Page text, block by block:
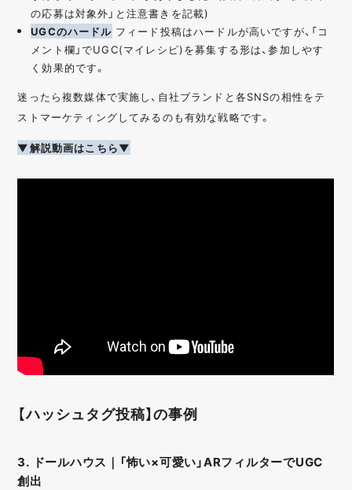
の応募は対象外」と注意書きを記載)
UGCのハードル フィード投稿はハードルが高いですが、「コ
メント欄」でUGC(マイレシピ)を募集する形は、参加しやす
く効果的です。
迷ったら複数媒体で実施し、自社ブランドと各SNSの相性をテ
ストマーケティングしてみるのも有効な戦略です。
▼解説動画はこちら▼
【ハッシュタグ投稿】の事例
3. ドールハウス｜「怖い×可愛い」ARフィルターでUGC
創出